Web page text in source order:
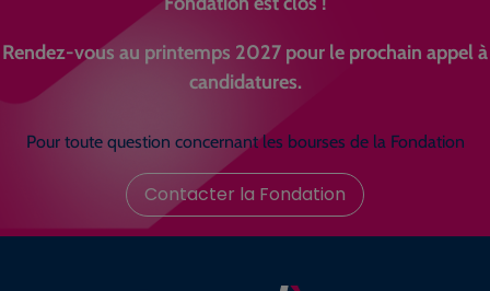
Rendez-vous au printemps 2027 pour le prochain appel à
candidatures.
Pour toute question concernant les bourses de la Fondation
Contacter la Fondation